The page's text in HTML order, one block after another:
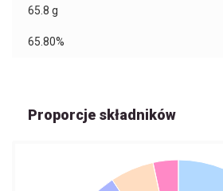
65.8 g
65.80%
Proporcje składników